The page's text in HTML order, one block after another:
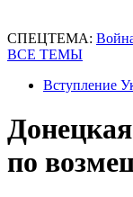
СПЕЦТЕМА:
ВСЕ ТЕМЫ
Вступление
по